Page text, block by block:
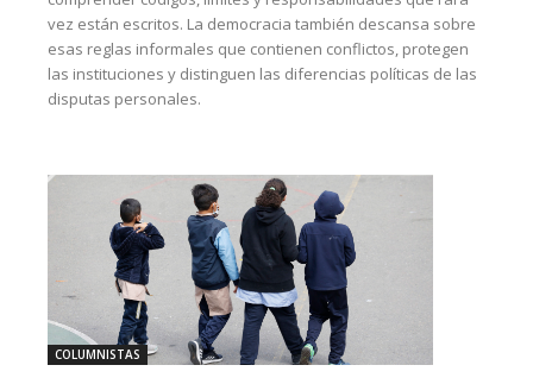
vez están escritos. La democracia también descansa sobre
esas reglas informales que contienen conflictos, protegen
las instituciones y distinguen las diferencias políticas de las
disputas personales.
COLUMNISTAS